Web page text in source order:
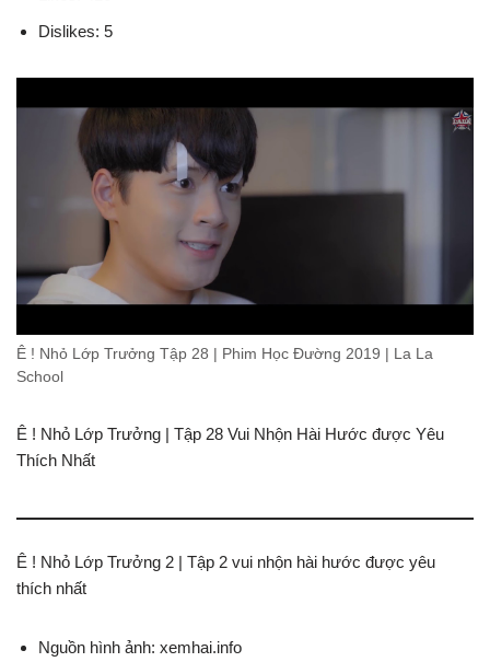
Dislikes: 5
Ê ! Nhỏ Lớp Trưởng Tập 28 | Phim Học Đường 2019 | La La
School
Ê ! Nhỏ Lớp Trưởng | Tập 28 Vui Nhộn Hài Hước được Yêu
Thích Nhất
Ê ! Nhỏ Lớp Trưởng 2 | Tập 2 vui nhộn hài hước được yêu
thích nhất
Nguồn hình ảnh: xemhai.info